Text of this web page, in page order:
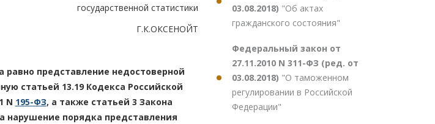
государственной статистики
Г.К.ОКСЕНОЙТ
представление недостоверной
статьей 13.19 Кодекса Российской
N 195-ФЗ, а также статьей 3 Закона
нарушение порядка представления
03.08.2018) "Об актах
гражданского состояния"
Федеральный закон от
27.11.2010 N 311-ФЗ (ред. от
03.08.2018) "О таможенном
регулировании в Российской
Федерации"